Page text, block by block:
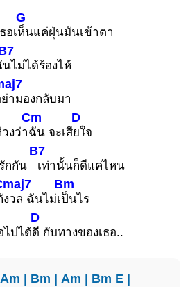
อเ
G
ห็นแค่ฝุ่นมันเข้าตา
นไม่ได้ร้องไห้
ามองกลับมา
งว่า
Cm
ฉัน จะเสี
D
ยใจ
กกัน
B7
เท่านั้นก็ดีแค่ไหน
งวล ฉันไม่เ
Bm
ป็นไร
ไปได้
D
ดี กับทางของเธอ..
Am | Bm | Am | Bm E|